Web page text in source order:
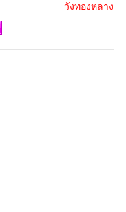
วังทองหลาง